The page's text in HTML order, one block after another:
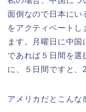
面倒なので日本にい
をアクティベートし
ます。月曜日に中
であれば５日間を選
に、５日間ですと、
アメリカだとこん